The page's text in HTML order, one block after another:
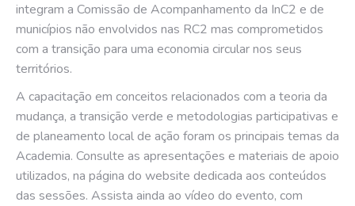
integram a Comissão de Acompanhamento da InC2 e de
municípios não envolvidos nas RC2 mas comprometidos
com a transição para uma economia circular nos seus
territórios.
A capacitação em conceitos relacionados com a teoria da
mudança, a transição verde e metodologias participativas e
de planeamento local de ação foram os principais temas da
Academia. Consulte as apresentações e materiais de apoio
utilizados, na página do website dedicada aos conteúdos
das sessões. Assista ainda ao vídeo do evento, com